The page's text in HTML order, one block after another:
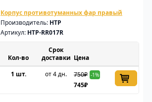
Корпус противотуманных фар правый
Производитель: HTP
Артикул: HTP-RR017R
Срок
доставки Цена
1 шт. от 4 дн. 750₽ -1%
745₽